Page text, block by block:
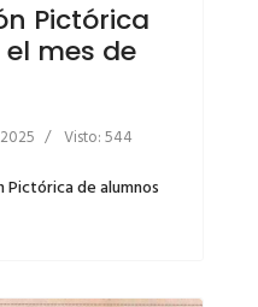
Pictórica
mes de
Visto: 544
Pictórica de alumnos